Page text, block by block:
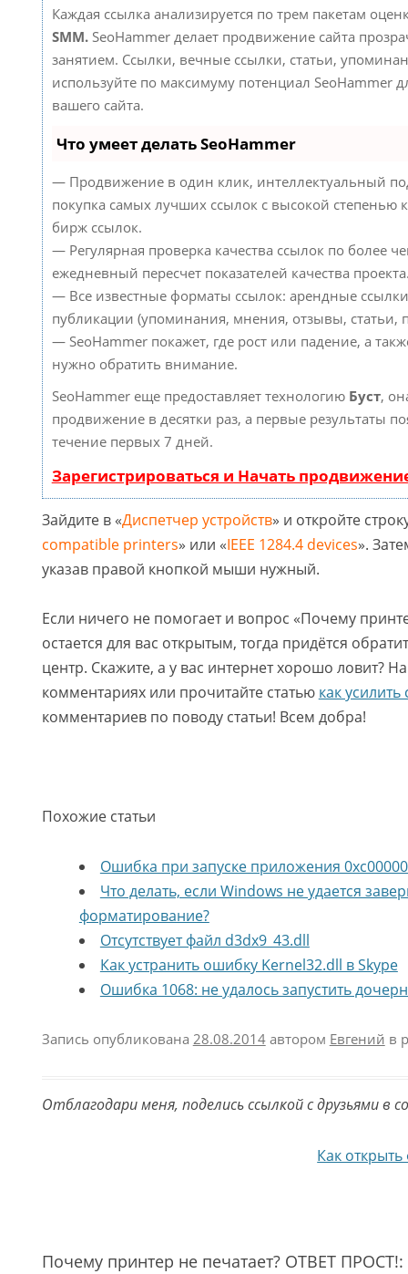
Каждая ссылка анализируется по трем пакетам
SMM.SeoHammer делает продвижение сайта
занятием. Ссылки, вечные ссылки, статьи,
используйте по максимуму потенциал SeoHammer
вашего сайта.
Что умеет делать SeoHammer
— Продвижение в один клик, интеллектуальный
покупка самых лучших ссылок с высокой степенью
бирж ссылок.
— Регулярная проверка качества ссылок по более
ежедневный пересчет показателей качества
— Все известные форматы ссылок: арендные
публикации (упоминания, мнения, отзывы, статьи,
— SeoHammer покажет, где рост или падение, а
нужно обратить внимание.
SeoHammer еще предоставляет технологию Буст,
продвижение в десятки раз, а первые результаты
течение первых 7 дней.
Зарегистрироваться и Начать
Зайдите в «Диспетчер устройств» и откройте
compatible printers» или «IEEE 1284.4 devices».
указав правой кнопкой мыши нужный.
Если ничего не помогает и вопрос «Почему
остается для вас открытым, тогда придётся
центр. Скажите, а у вас интернет хорошо ловит?
комментариях или прочитайте статью как усилить
комментариев по поводу статьи! Всем добра!
Похожие статьи
Ошибка при запуске приложения
Что делать, если Windows не удается
форматирование?
Отсутствует файл d3dx9_43.dll
Как устранить ошибку Kernel32.dll в Skype
Ошибка 1068: не удалось запустить
Запись опубликована 28.08.2014автором Евгений в
Отблагодари меня, поделись ссылкой с друзьями в
Как
Почему принтер не печатает? ОТВЕТ ПРОСТ!